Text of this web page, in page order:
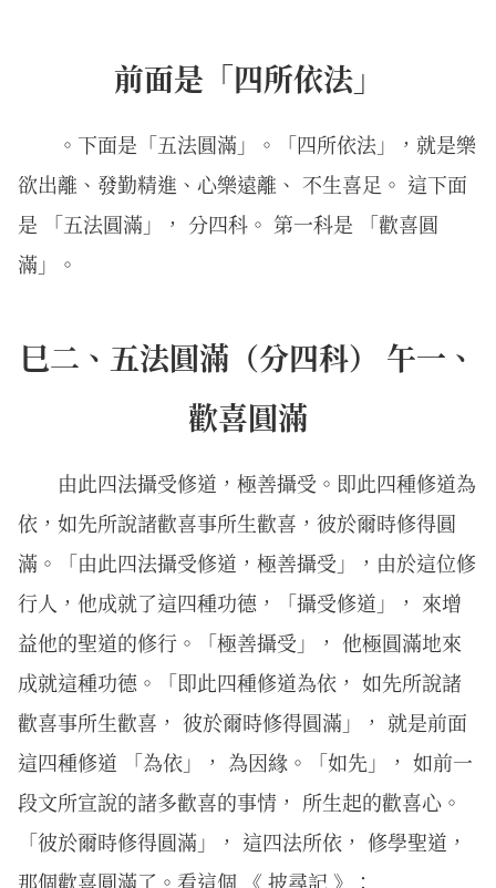
前面是「四所依法」
。下面是「五法圓滿」。「四所依法」，就是樂
欲出離、發勤精進、心樂遠離、 不生喜足。 這下面
是 「五法圓滿」， 分四科。 第一科是 「歡喜圓
滿」。
巳二、五法圓滿（分四科） 午一、
歡喜圓滿
由此四法攝受修道，極善攝受。即此四種修道為
依，如先所說諸歡喜事所生歡喜，彼於爾時修得圓
滿。「由此四法攝受修道，極善攝受」，由於這位修
行人，他成就了這四種功德，「攝受修道」， 來增
益他的聖道的修行。「極善攝受」， 他極圓滿地來
成就這種功德。「即此四種修道為依， 如先所說諸
歡喜事所生歡喜， 彼於爾時修得圓滿」， 就是前面
這四種修道 「為依」， 為因緣。「如先」， 如前一
段文所宣說的諸多歡喜的事情， 所生起的歡喜心。
「彼於爾時修得圓滿」， 這四法所依， 修學聖道，
那個歡喜圓滿了。看這個 《 披尋記 》：